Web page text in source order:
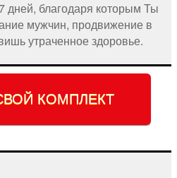
дней, благодаря которым Ты
мужчин, продвижение в
утраченное здоровье.
КОМПЛЕКТ